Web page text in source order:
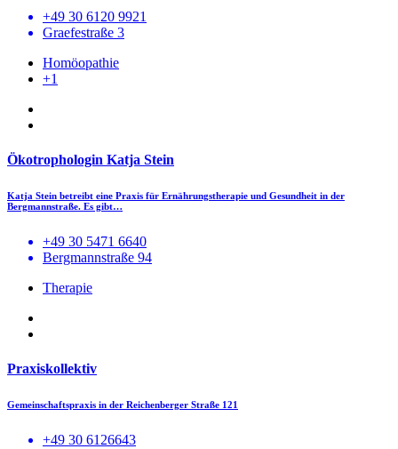
+49 30 6120 9921
Graefestraße 3
Homöopathie
+1
Ökotrophologin Katja Stein
Katja Stein betreibt eine Praxis für Ernährungstherapie und Gesundheit in der
Bergmannstraße. Es gibt…
+49 30 5471 6640
Bergmannstraße 94
Therapie
Praxiskollektiv
Gemeinschaftspraxis in der Reichenberger Straße 121
+49 30 6126643